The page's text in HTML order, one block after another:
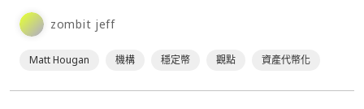
發現，市場對加⋯
zombit jeff
Matt Hougan 機構 穩定幣 觀點 資產代幣化